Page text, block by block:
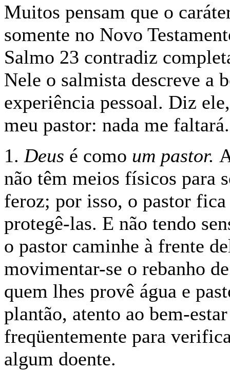
Muitos pensam que o
somente no Novo
Salmo 23 contradiz
Nele o salmista descreve a
experiência pessoal. Diz
meu pastor: nada me
1. Deus é como um pastor.
não têm meios físicos para
feroz; por isso, o pastor
protegê-las. E não tendo
o pastor caminhe à frente
movimentar-se o rebanho
quem lhes provê água e
plantão, atento ao bem-
freqüentemente para
algum doente.